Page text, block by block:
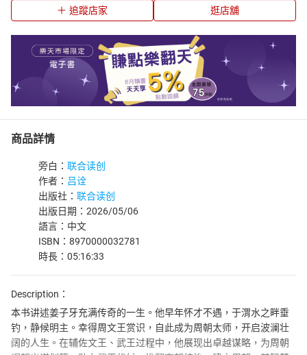
追蹤店家 逛店舖
商品詳情
旁白： 联合读创
作者： 吕诠
出版社： 联合读创
出版日期：2026/05/06
語言：中文
ISBN：8970000032781
時長：05:16:33
Description：
本书讲述姜子牙充满传奇的一生。他早年怀才不遇，于渭水之畔垂
钓，静候明主。幸得周文王赏识，自此成为周朝太师，开启波澜壮
阔的人生。在辅佐文王、武王过程中，他展现出卓越谋略，为周朝